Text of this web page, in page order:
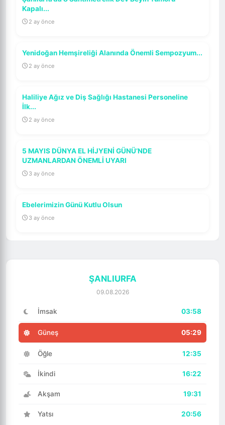
Kapalı...
2 ay önce
Yenidoğan Hemşireliği Alanında Önemli Sempozyum...
2 ay önce
Haliliye Ağız ve Diş Sağlığı Hastanesi Personeline
İlk...
2 ay önce
5 MAYIS DÜNYA EL HİJYENİ GÜNÜ’NDE
UZMANLARDAN ÖNEMLİ UYARI
3 ay önce
Ebelerimizin Günü Kutlu Olsun
3 ay önce
ŞANLIURFA
09.08.2026
İmsak 03:58
Güneş 05:29
Öğle 12:35
İkindi 16:22
Akşam 19:31
Yatsı 20:56